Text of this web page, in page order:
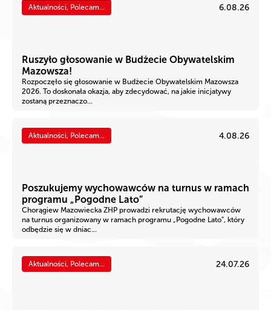
Aktualności, Polecam... 6.08.26
Ruszyło głosowanie w Budżecie Obywatelskim
Mazowsza!
Rozpoczęło się głosowanie w Budżecie Obywatelskim Mazowsza
2026. To doskonała okazja, aby zdecydować, na jakie inicjatywy
zostaną przeznaczo...
Aktualności, Polecam... 4.08.26
Poszukujemy wychowawców na turnus w ramach
programu „Pogodne Lato”
Chorągiew Mazowiecka ZHP prowadzi rekrutację wychowawców
na turnus organizowany w ramach programu „Pogodne Lato”, który
odbędzie się w dniac...
Aktualności, Polecam... 24.07.26